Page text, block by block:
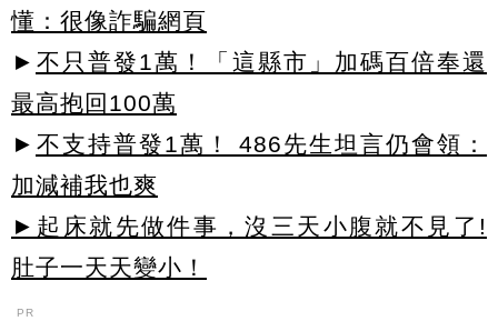
懂：很像詐騙網頁
► 不只普發1萬！「這縣市」加碼百倍奉還
最高抱回100萬
► 不支持普發1萬！ 486先生坦言仍會領：
加減補我也爽
►起床就先做件事，沒三天小腹就不見了!
肚子一天天變小！
PR